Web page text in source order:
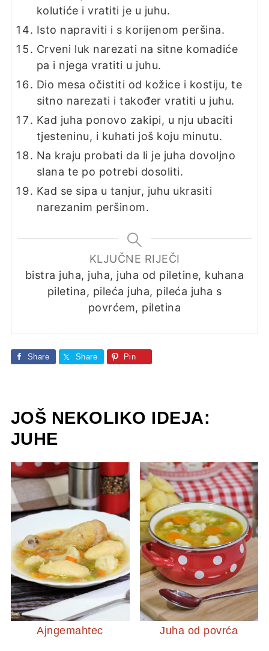
kolutiće i vratiti je u juhu.
Isto napraviti i s korijenom peršina.
Crveni luk narezati na sitne komadiće
pa i njega vratiti u juhu.
Dio mesa očistiti od kožice i kostiju, te
sitno narezati i također vratiti u juhu.
Kad juha ponovo zakipi, u nju ubaciti
tjesteninu, i kuhati još koju minutu.
Na kraju probati da li je juha dovoljno
slana te po potrebi dosoliti.
Kad se sipa u tanjur, juhu ukrasiti
narezanim peršinom.
KLJUČNE RIJEČI
bistra juha, juha, juha od piletine, kuhana
piletina, pileća juha, pileća juha s
povrćem, piletina
Share Share Pin
JOŠ NEKOLIKO IDEJA:
JUHE
Ajngemahtec Juha od povrća